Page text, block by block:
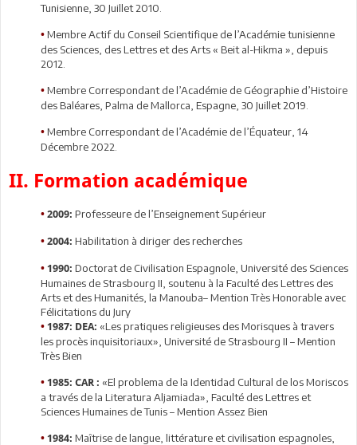
Tunisienne, 30 Juillet 2010.
• Membre Actif du Conseil Scientifique de l’Académie tunisienne
des Sciences, des Lettres et des Arts « Beit al-Hikma », depuis
2012.
• Membre Correspondant de l’Académie de Géographie d’Histoire
des Baléares, Palma de Mallorca, Espagne, 30 Juillet 2019.
• Membre Correspondant de l’Académie de l’Équateur, 14
Décembre 2022.
II. Formation académique
• 2009: Professeure de l’Enseignement Supérieur
• 2004: Habilitation à diriger des recherches
• 1990: Doctorat de Civilisation Espagnole, Université des Sciences
Humaines de Strasbourg II, soutenu à la Faculté des Lettres des
Arts et des Humanités, la Manouba– Mention Très Honorable avec
Félicitations du Jury
• 1987: DEA: «Les pratiques religieuses des Morisques à travers
les procès inquisitoriaux», Université de Strasbourg II – Mention
Très Bien
• 1985: CAR : «El problema de la Identidad Cultural de los Moriscos
a través de la Literatura Aljamiada», Faculté des Lettres et
Sciences Humaines de Tunis – Mention Assez Bien
• 1984: Maîtrise de langue, littérature et civilisation espagnoles,